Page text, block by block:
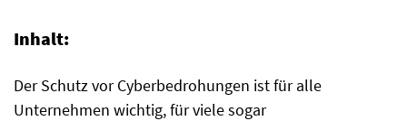
Inhalt:
Der Schutz vor Cyberbedrohungen ist für alle
Unternehmen wichtig, für viele sogar